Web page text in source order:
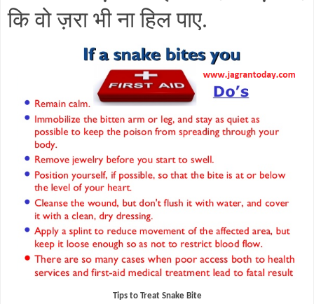
कि वो ज़रा भी ना हिल पाए.
Tips to Treat Snake Bite